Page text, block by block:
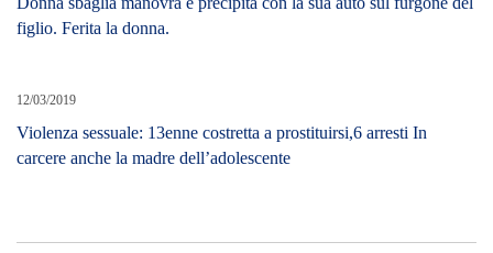
figlio. Ferita la donna.
12/03/2019
Violenza sessuale: 13enne costretta a prostituirsi,6 arresti In
carcere anche la madre dell’adolescente